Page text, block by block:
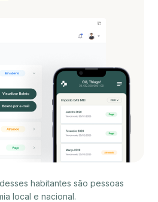
habitantes são pessoas
local e nacional.